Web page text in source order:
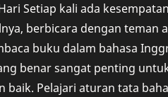
Setiap kali ada
berbicara dengan teman
buku dalam bahasa
benar sangat penting
baik. Pelajari aturan tata